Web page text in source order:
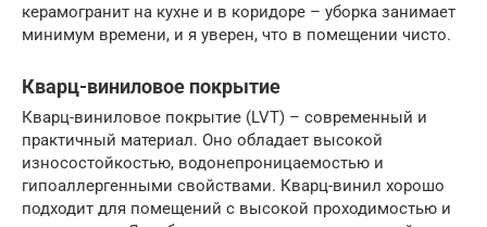
керамогранит на кухне и в коридоре – уборка занимает
минимум времени, и я уверен, что в помещении чисто.
Кварц-виниловое покрытие
Кварц-виниловое покрытие (LVT) – современный и
практичный материал. Оно обладает высокой
износостойкостью, водонепроницаемостью и
гипоаллергенными свойствами. Кварц-винил хорошо
подходит для помещений с высокой проходимостью и